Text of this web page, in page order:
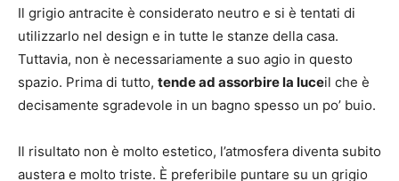
Il grigio antracite è considerato neutro e si è tentati di
utilizzarlo nel design e in tutte le stanze della casa.
Tuttavia, non è necessariamente a suo agio in questo
spazio. Prima di tutto, tende ad assorbire la luceil che è
decisamente sgradevole in un bagno spesso un po’ buio.
Il risultato non è molto estetico, l’atmosfera diventa subito
austera e molto triste. È preferibile puntare su un grigio